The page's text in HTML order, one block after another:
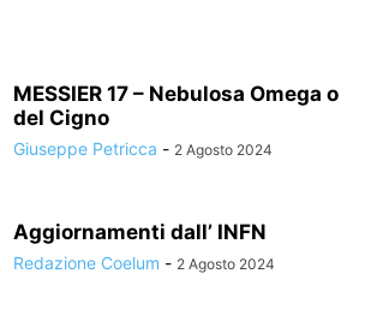
MESSIER 17 – Nebulosa Omega o
del Cigno
Giuseppe Petricca - 2 Agosto 2024
Aggiornamenti dall’ INFN
Redazione Coelum - 2 Agosto 2024